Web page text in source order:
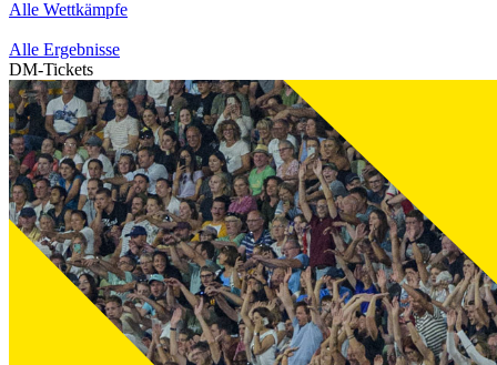
Alle Wettkämpfe
Alle Ergebnisse
DM-Tickets